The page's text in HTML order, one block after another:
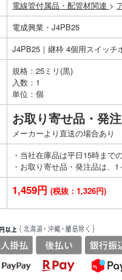
電線管付属品・配管材関連 >
電成興業・J4PB25
J4PB25｜継枠 4個用スイッチ
規格：25ミリ(黒)
入数：1
単位：個
お取り寄せ品・発
メーカーより直送の場合あり
・当社在庫品は平日15時まで
・お取り寄せ品・発注品は、
1,459円 (税抜：1,326円)